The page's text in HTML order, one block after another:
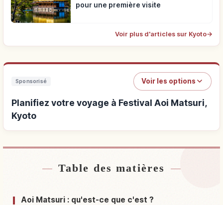
pour une première visite
Voir plus d'articles sur Kyoto→
Sponsorisé Voir les options
Planifiez votre voyage à Festival Aoi Matsuri,
Kyoto
Hébergements près de Festival Aoi Matsuri,
Table des matières
Aoi Matsuri : qu'est-ce que c'est ?